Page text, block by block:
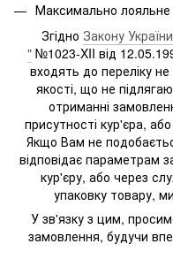
Максимально лояльне
Згідно Закону
" №1023-XII від
входять до переліку
якості, що не
отриманні
присутності кур'єра,
Якщо Вам не
відповідає параметрам
кур'єру, або через
упаковку товару,
У зв'язку з цим,
замовлення, будучи